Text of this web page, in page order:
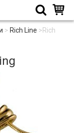
> Rich Line >Rich